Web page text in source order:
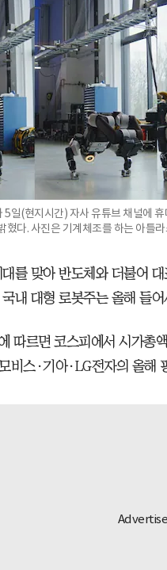
일(현지시간) 자사 유튜브 채널에
혔다. 사진은 기계체조를 하는 아틀
를 맞아 반도체와 더불어
내 대형 로봇주는 올해 들
따르면 코스피에서 시가총
비스·기아·LG전자의 올해